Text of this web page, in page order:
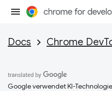
Docs Chrome
Google verwendet KI-